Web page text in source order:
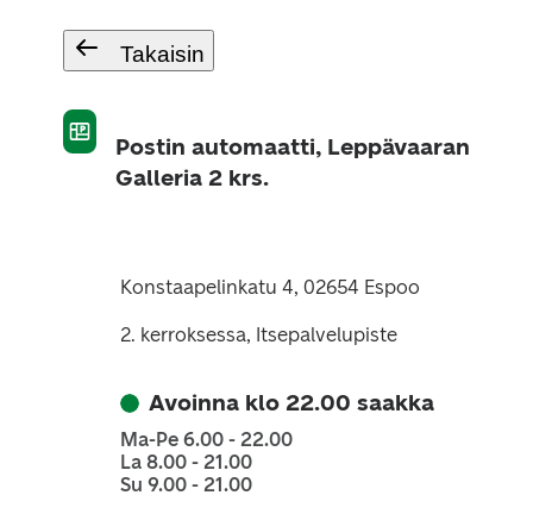
Takaisin
Postin automaatti, Leppävaaran
Galleria 2 krs.
Konstaapelinkatu 4, 02654 Espoo
2. kerroksessa, Itsepalvelupiste
Avoinna klo 22.00 saakka
Ma-Pe 6.00 - 22.00
La 8.00 - 21.00
Su 9.00 - 21.00